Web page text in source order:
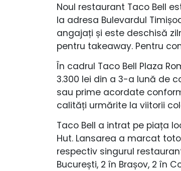
Noul restaurant Taco Bell
la adresa Bulevardul
angajați și este deschisă
pentru takeaway. Pentru
În cadrul Taco Bell Plaza
3.300 lei din a 3-a lună de
sau prime acordate
calități urmărite la viitorii
Taco Bell a intrat pe piața
Hut. Lansarea a marcat
respectiv singurul
București, 2 în Brașov, 2 în